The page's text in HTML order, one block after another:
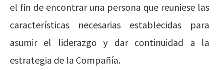
el fin de encontrar una persona que reuniese las
características necesarias establecidas para
asumir el liderazgo y dar continuidad a la
estrategia de la Compañía.